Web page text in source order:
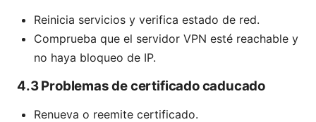
Reinicia servicios y verifica estado de red.
Comprueba que el servidor VPN esté reachable y
no haya bloqueo de IP.
4.3 Problemas de certificado caducado
Renueva o reemite certificado.